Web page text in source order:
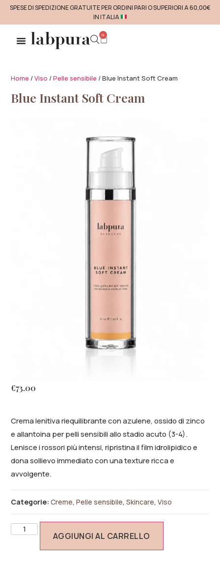
SPESE DI SPEDIZIONE GRATUITE PER ORDINI PARI O SUPERIORI A 60,00€
IN ITALIA
0
Home /Viso /Pelle sensibile / Blue Instant Soft Cream
Blue Instant Soft Cream
€73.00
Crema lenitiva riequilibrante con azulene, ossido di zinco
e allantoina per pelli sensibili allo stadio acuto (3-4).
Lenisce i rossori più intensi, ripristina il film idrolipidico e
dona sollievo immediato con una texture ricca e
avvolgente.
Categorie:Creme,Pelle sensibile,Skincare,Viso
AGGIUNGI AL CARRELLO